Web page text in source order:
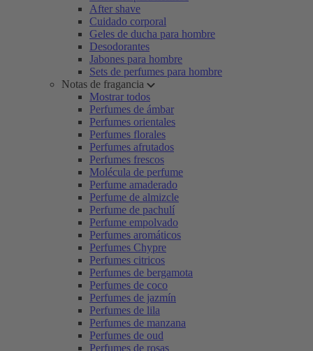
After shave
Cuidado corporal
Geles de ducha para hombre
Desodorantes
Jabones para hombre
Sets de perfumes para hombre
Notas de fragancia
Mostrar todos
Perfumes de ámbar
Perfumes orientales
Perfumes florales
Perfumes afrutados
Perfumes frescos
Molécula de perfume
Perfume amaderado
Perfume de almizcle
Perfume de pachulí
Perfume empolvado
Perfumes aromáticos
Perfumes Chypre
Perfumes citricos
Perfumes de bergamota
Perfumes de coco
Perfumes de jazmín
Perfumes de lila
Perfumes de manzana
Perfumes de oud
Perfumes de rosas